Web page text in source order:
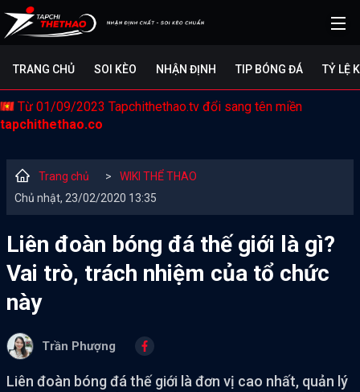
TRANG CHỦ SOI KÈO NHẬN ĐỊNH TIP BÓNG ĐÁ TỶ LỆ
Từ 01/09/2023 Tapchithethao.tv đổi sang tên miền
tapchithethao.co
Trang chủ >
WIKI THỂ THAO
Chủ nhật, 23/02/2020 13:35
Liên đoàn bóng đá thế giới là gì?
Vai trò, trách nhiệm của tổ chức
này
Trần Phượng
Liên đoàn bóng đá thế giới là đơn vị cao nhất, quản lý